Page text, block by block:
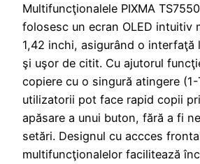
Multifuncţionalele PIXMA
folosesc un ecran OLED intuitiv
1,42 inchi, asigurând o interfaţă
şi uşor de citit. Cu ajutorul
copiere cu o singură atingere
utilizatorii pot face rapid copii
apăsare a unui buton, fără a fi
setări. Designul cu accces
multifuncţionalelor facilitează